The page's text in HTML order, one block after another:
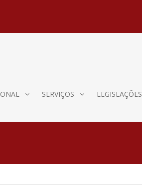
SERVIÇOS LEGISLAÇÕES